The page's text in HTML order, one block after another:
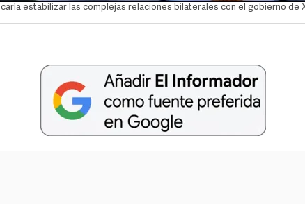
estabilizar las complejas relaciones bilaterales con el gobierno de